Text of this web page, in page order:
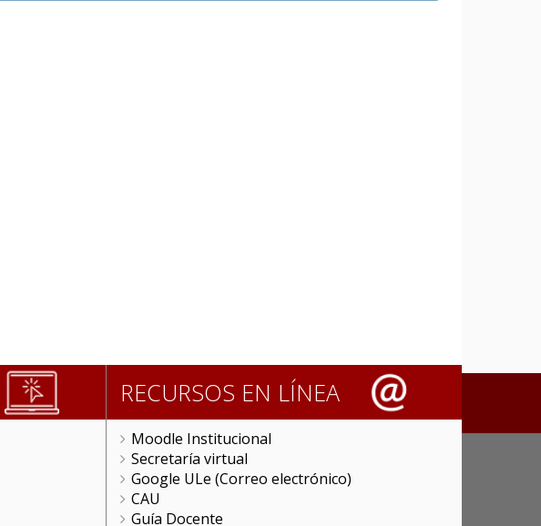
RECURSOS EN LÍNEA
Moodle Institucional
Secretaría virtual
Google ULe (Correo electrónico)
CAU
Guía Docente